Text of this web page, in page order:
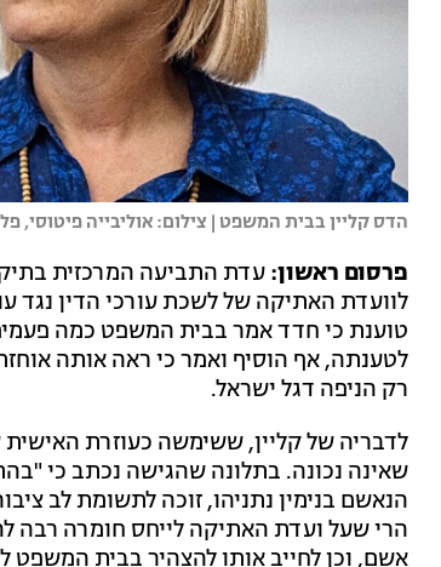
הדס קליין בבית המשפט | צילום: אוליבייה פיטוסי,
פרסום ראשון:
לוועדת האתיקה של לשכת עורכי הדין נגד
טוענת כי חדד אמר בבית המשפט כמה
לטענתה, אף הוסיף ואמר כי ראה אותה
רק הניפה דגל ישראל.
לדבריה של קליין, ששימשה כעוזרת
שאינה נכונה. בתלונה שהגישה נכתב כי
הנאשם בנימין נתניהו, זוכה לתשומת לב
הרי שעל ועדת האתיקה לייחס חומרה רבה
אשם, וכן לחייב אותו להצהיר בבית המשפט